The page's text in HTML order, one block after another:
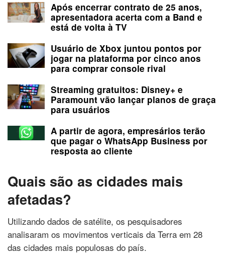
Após encerrar contrato de 25 anos,
apresentadora acerta com a Band e
está de volta à TV
Usuário de Xbox juntou pontos por
jogar na plataforma por cinco anos
para comprar console rival
Streaming gratuitos: Disney+ e
Paramount vão lançar planos de graça
para usuários
A partir de agora, empresários terão
que pagar o WhatsApp Business por
resposta ao cliente
Quais são as cidades mais
afetadas?
Utilizando dados de satélite, os pesquisadores
analisaram os movimentos verticais da Terra em 28
das cidades mais populosas do país.